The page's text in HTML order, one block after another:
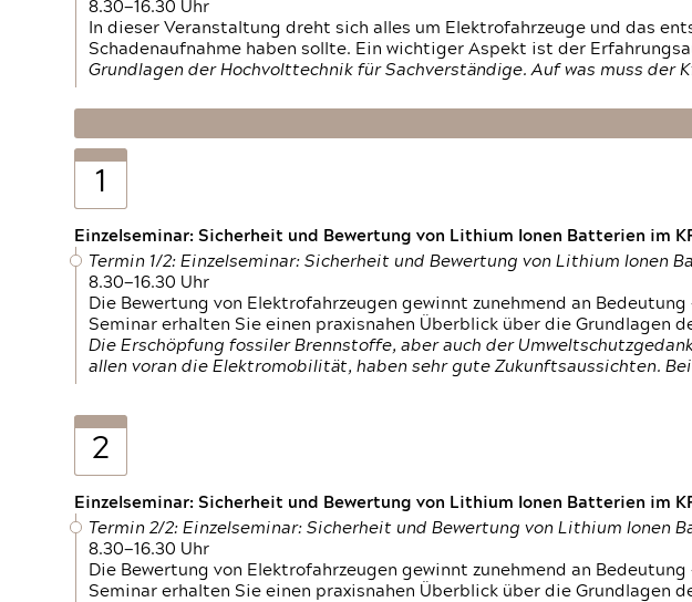
8.30—16.30 Uhr
In dieser Veranstaltung dreht sich alles um Elektrofahrzeuge und das
Schadenaufnahme haben sollte. Ein wichtiger Aspekt ist der
Grundlagen der Hochvolttechnik für Sachverständige. Auf was muss
1
Einzelseminar: Sicherheit und Bewertung von Lithium Ionen Batterien im
Termin 1/2: Einzelseminar: Sicherheit und Bewertung von Lithium Ionen
8.30—16.30 Uhr
Die Bewertung von Elektrofahrzeugen gewinnt zunehmend an
Seminar erhalten Sie einen praxisnahen Überblick über die Grundlagen
Die Erschöpfung fossiler Brennstoffe, aber auch der
allen voran die Elektromobilität, haben sehr gute Zukunftsaussichten.
2
Einzelseminar: Sicherheit und Bewertung von Lithium Ionen Batterien im
Termin 2/2: Einzelseminar: Sicherheit und Bewertung von Lithium Ionen
8.30—16.30 Uhr
Die Bewertung von Elektrofahrzeugen gewinnt zunehmend an
Seminar erhalten Sie einen praxisnahen Überblick über die Grundlagen